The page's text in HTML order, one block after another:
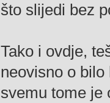
što slijedi bez
Tako i ovdje,
neovisno o
svemu tome je